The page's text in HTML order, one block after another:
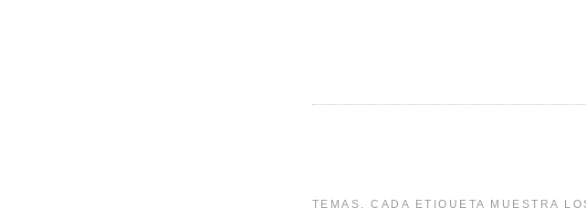
TEMAS. CADA ETIQUETA MUESTRA